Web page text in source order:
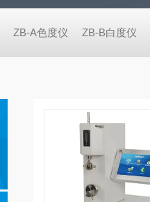
ZB-A色度仪 ZB-B白度仪